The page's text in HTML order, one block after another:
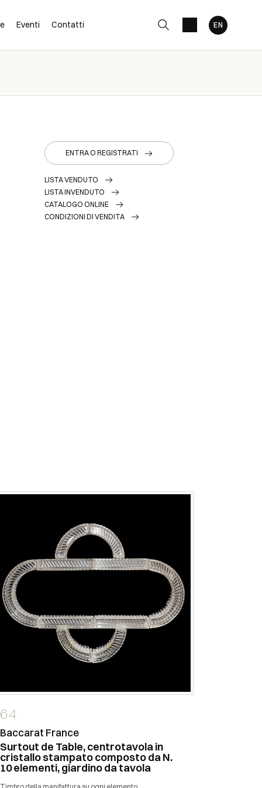
Eventi Contatti
ENTRA O REGISTRATI
LISTA VENDUTO
LISTA INVENDUTO
CATALOGO ONLINE
CONDIZIONI DI VENDITA
64
Baccarat France
Surtout de Table, centrotavola in
cristallo stampato composto da N.
10 elementi, giardino da tavola